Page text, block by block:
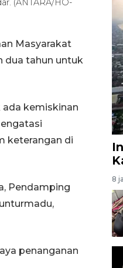
(ANTARA/HO-
Masyarakat
dua tahun untuk
kemiskinan
keterangan di
Pendamping
penanganan
8